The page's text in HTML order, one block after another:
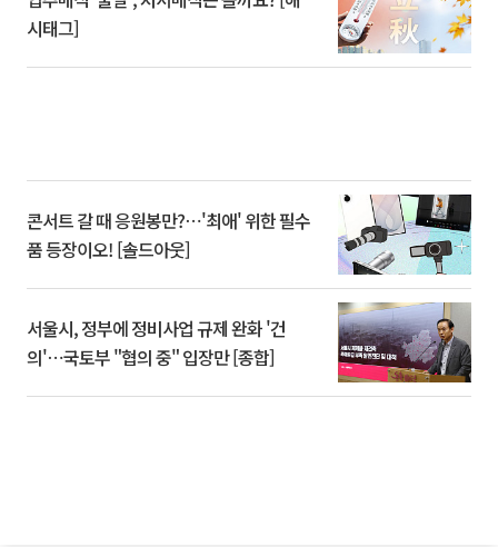
시태그]
콘서트 갈 때 응원봉만?⋯'최애' 위한 필수
품 등장이오! [솔드아웃]
서울시, 정부에 정비사업 규제 완화 '건
의'⋯국토부 "협의 중" 입장만 [종합]